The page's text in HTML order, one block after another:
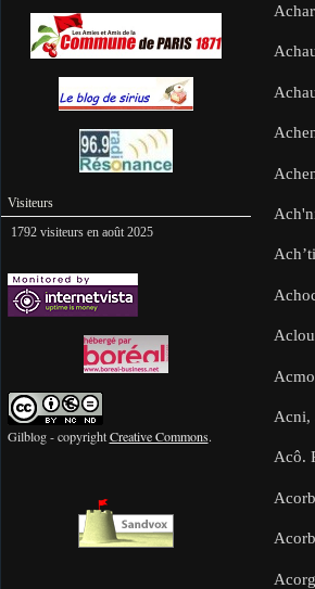
Visiteurs
1792 visiteurs en août 2025
Gilblog - copyrightCreative Commons.
Acni,
Acô.